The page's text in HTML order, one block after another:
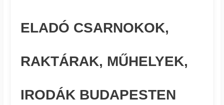
ELADÓ CSARNOKOK,
RAKTÁRAK, MŰHELYEK,
IRODÁK BUDAPESTEN